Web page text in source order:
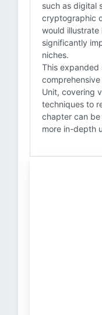
such as digital
cryptographic
would illustrate
significantly
niches.
This expanded
Unit, covering
techniques to
chapter can
more in-depth